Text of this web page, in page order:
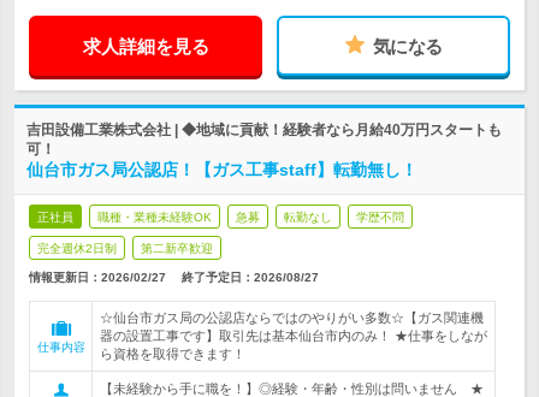
求人詳細を見る 気になる
吉田設備工業株式会社 | ◆地域に貢献！経験者なら月給40万円スタートも
可！
仙台市ガス局公認店！【ガス工事staff】転勤無し！
正社員 職種・業種未経験OK 急募 転勤なし 学歴不問
完全週休2日制 第二新卒歓迎
情報更新日：2026/02/27 終了予定日： 2026/08/27
仕事内容
☆仙台市ガス局の公認店ならではのやりがい多数☆【ガス関連機
器の設置工事です】取引先は基本仙台市内のみ！ ★仕事をしなが
ら資格を取得できます！
【未経験から手に職を！】◎経験・年齢・性別は問いません ★